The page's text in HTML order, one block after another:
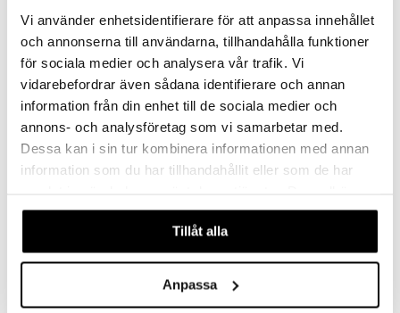
Vi använder enhetsidentifierare för att anpassa innehållet
och annonserna till användarna, tillhandahålla funktioner
för sociala medier och analysera vår trafik. Vi
vidarebefordrar även sådana identifierare och annan
information från din enhet till de sociala medier och
annons- och analysföretag som vi samarbetar med.
Dessa kan i sin tur kombinera informationen med annan
information som du har tillhandahållit eller som de har
våra cookies vid fortsatt användande av vår webbplats.
Tillåt alla
Anpassa
Alpha Plus Adreno Plus
213 kr (ord.283kr)
kampanj -25%
Alpha Plus Aminosyrakomplex
ALPHA PLUS
156 kr (ord.207kr)
kampanj -25%